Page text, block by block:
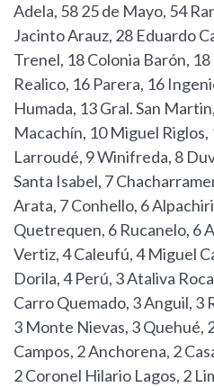
Adela, 58 25 de Mayo, 54
Jacinto Arauz, 28 Eduardo
Trenel, 18 Colonia Barón,
Realico, 16 Parera, 16
Humada, 13 Gral. San
Macachín, 10 Miguel
Larroudé, 9 Winifreda, 8
Santa Isabel, 7
Arata, 7 Conhello, 6
Quetrequen, 6 Rucanelo, 6
Vertiz, 4 Caleufú, 4 Miguel
Dorila, 4 Perú, 3 Ataliva
Carro Quemado, 3 Anguil, 3
3 Monte Nievas, 3 Quehué,
Campos, 2 Anchorena, 2
2 Coronel Hilario Lagos, 2